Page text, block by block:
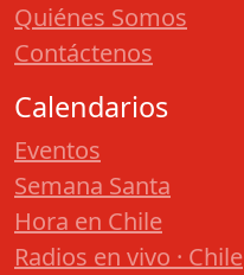
Quiénes Somos
Contáctenos
Calendarios
Eventos
Semana Santa
Hora en Chile
Radios en vivo · Chile